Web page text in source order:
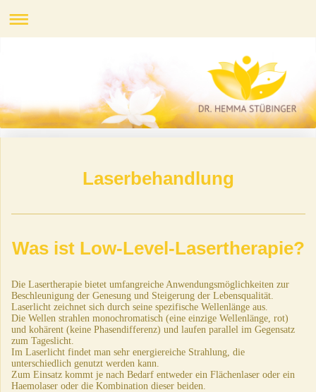
Laserbehandlung
Was ist Low-Level-Lasertherapie?
Die Lasertherapie bietet umfangreiche Anwendungsmöglichkeiten zur
Beschleunigung der Genesung und Steigerung der Lebensqualität.
Laserlicht zeichnet sich durch seine spezifische Wellenlänge aus.
Die Wellen strahlen monochromatisch (eine einzige Wellenlänge, rot)
und kohärent (keine Phasendifferenz) und laufen parallel im Gegensatz
zum Tageslicht.
Im Laserlicht findet man sehr energiereiche Strahlung, die
unterschiedlich genutzt werden kann.
Zum Einsatz kommt je nach Bedarf entweder ein Flächenlaser oder ein
Haemolaser oder die Kombination dieser beiden.